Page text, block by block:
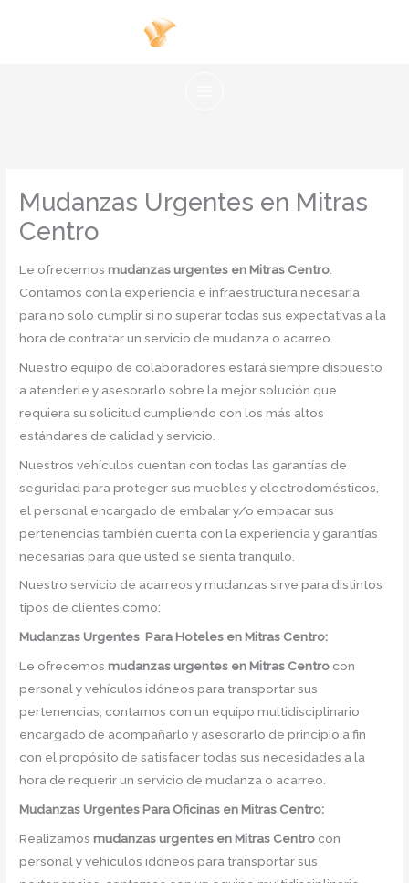
Mudanzas Urgentes en Mitras
Centro
Le ofrecemos mudanzas urgentes en Mitras Centro
Contamos con la experiencia e infraestructura necesaria
para no solo cumplir si no superar todas sus expectativas a la
hora de contratar un servicio de mudanza o acarreo.
Nuestro equipo de colaboradores estará siempre dispuesto
a atenderle y asesorarlo sobre la mejor solución que
requiera su solicitud cumpliendo con los más altos
estándares de calidad y servicio.
Nuestros vehículos cuentan con todas las garantías de
seguridad para proteger sus muebles y electrodomésticos,
el personal encargado de embalar y/o empacar sus
pertenencias también cuenta con la experiencia y garantías
necesarias para que usted se sienta tranquilo.
Nuestro servicio de acarreos y mudanzas sirve para distintos
tipos de clientes como:
Mudanzas Urgentes Para Hoteles en Mitras Centro:
Le ofrecemosmudanzas urgentes enMitras Centro con
personal y vehículos idóneos para transportar sus
pertenencias, contamos con un equipo multidisciplinario
encargado de acompañarlo y asesorarlo de principio a fin
con el propósito de satisfacer todas sus necesidades a la
hora de requerir un servicio de mudanza o acarreo.
Mudanzas Urgentes Para Oficinas en Mitras Centro:
Realizamosmudanzas urgentes enMitras Centro con
personal y vehículos idóneos para transportar sus